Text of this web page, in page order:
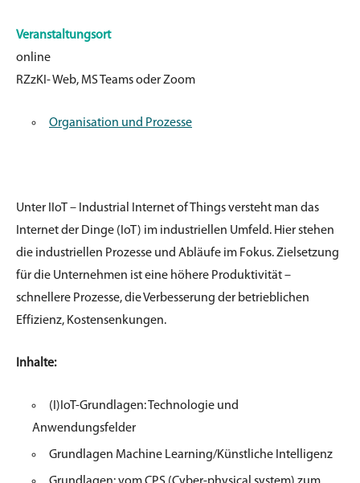
Veranstaltungsort
online
RZzKI- Web, MS Teams oder Zoom
Organisation und Prozesse
Unter IIoT– Industrial InternetofThings versteht man das
Internet der Dinge (IoT) im industriellen Umfeld. Hier stehen
die industriellen Prozesse und Abläufe im Fokus.Zielsetzung
für die Unternehmen ist eine höhere Produktivität –
schnellere Prozesse,die Verbesserung der betrieblichen
Effizienz, Kostensenkungen.
Inhalte:
(I)IoT-Grundlagen: Technologie und
Anwendungsfelder
Grundlagen Machine Learning/Künstliche Intelligenz